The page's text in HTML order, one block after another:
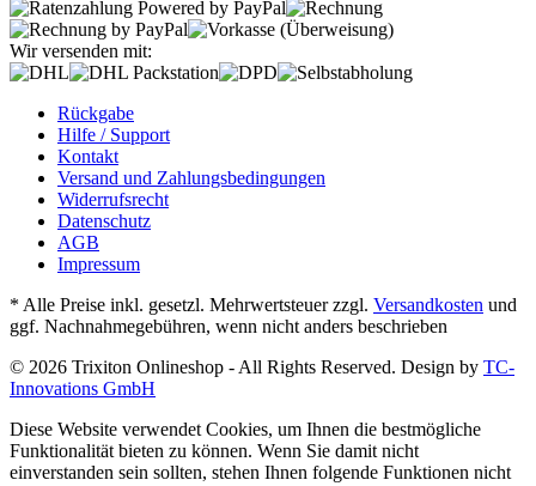
Wir versenden mit:
Rückgabe
Hilfe / Support
Kontakt
Versand und Zahlungsbedingungen
Widerrufsrecht
Datenschutz
AGB
Impressum
* Alle Preise inkl. gesetzl. Mehrwertsteuer zzgl. Versandkosten und
ggf. Nachnahmegebühren, wenn nicht anders beschrieben
© 2026 Trixiton Onlineshop - All Rights Reserved. Design by TC-
Innovations GmbH
Diese Website verwendet Cookies, um Ihnen die bestmögliche
Funktionalität bieten zu können. Wenn Sie damit nicht
einverstanden sein sollten, stehen Ihnen folgende Funktionen nicht